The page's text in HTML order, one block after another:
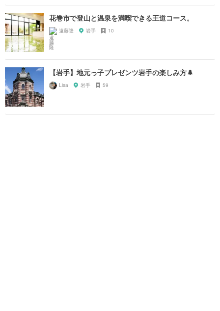
花巻市で登山と温泉を満喫できる王道コース。
遠藤隆 岩手 10
【岩手】地元っ子プレゼンツ岩手の楽しみ方🌲
Lisa 岩手 59